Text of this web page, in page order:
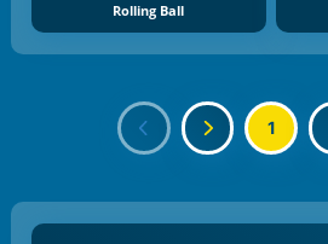
Rolling Ball
1